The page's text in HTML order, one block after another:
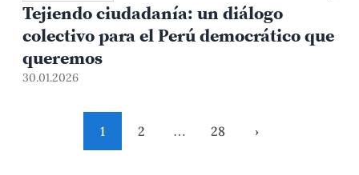
Tejiendo ciudadanía: un diálogo
colectivo para el Perú democrático que
queremos
30.01.2026
1 2 … 28 ›